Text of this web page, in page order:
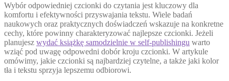
Wybór odpowiedniej czcionki do czytania jest kluczowy dla
komfortu i efektywności przyswajania tekstu. Wiele badań
naukowych oraz praktycznych doświadczeń wskazuje na konkretne
cechy, które powinny charakteryzować najlepsze czcionki. Jeżeli
planujesz wydać książkę samodzielnie w self-publishingu warto
wziąć pod uwagę odpowedni dobór kroju czcionki. W artykule
omówimy, jakie czcionki są najbardziej czytelne, a także jaki kolor
tła i tekstu sprzyja lepszemu odbiorowi.